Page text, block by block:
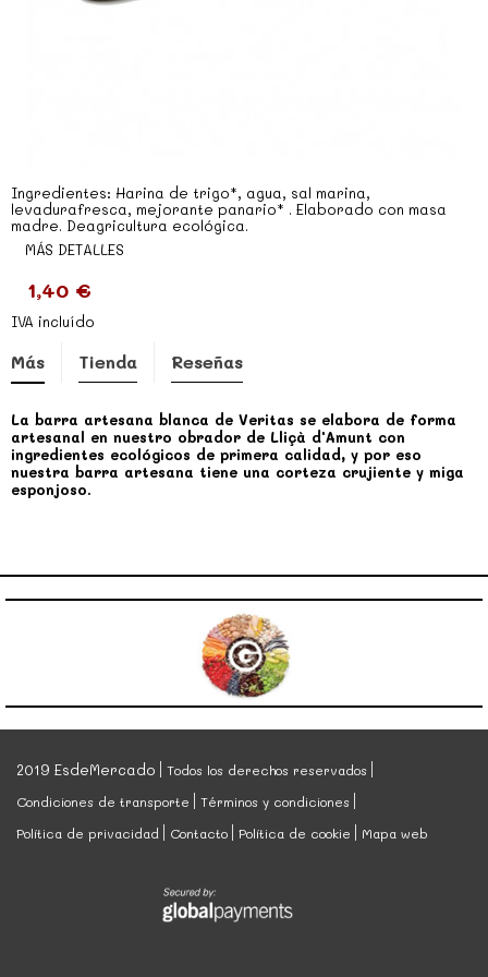
Ingredientes: Harina de trigo*, agua, sal marina,
levadurafresca, mejorante panario* . Elaborado con masa
madre. Deagricultura ecológica.
MÁS DETALLES
1,40 €
IVA incluído
Más Tienda Reseñas
La barra artesana blanca de Veritas se elabora de forma
artesanal en nuestro obrador de Lliçà d'Amunt con
ingredientes ecológicos de primera calidad, y por eso
nuestra barra artesana tiene una corteza crujiente y miga
esponjoso.
2019 EsdeMercado
Todos los derechos reservados
Condiciones de transporte
Términos y condiciones
Política de privacidad
Contacto Política de cookie Mapa web